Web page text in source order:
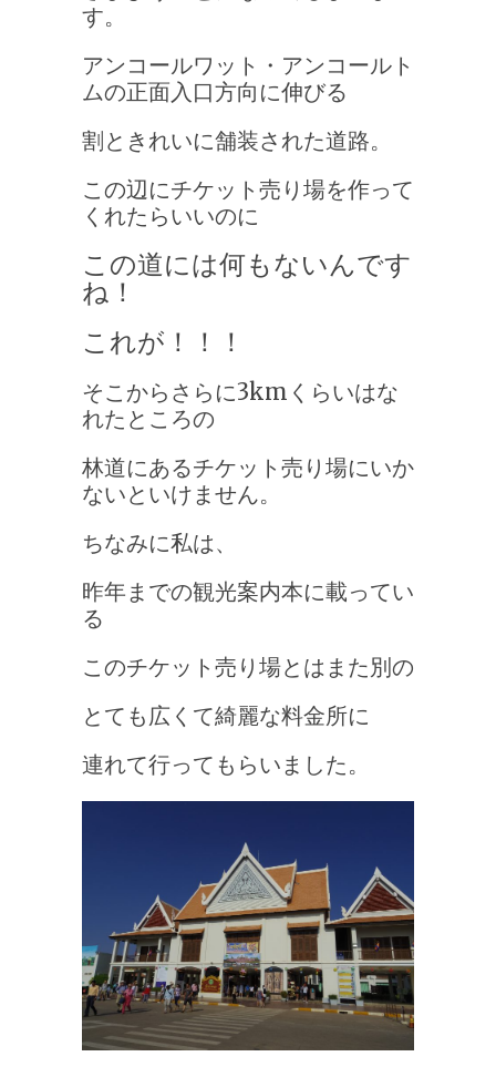
す。
アンコールワット・アンコールト
ムの正面入口方向に伸びる
割ときれいに舗装された道路。
この辺にチケット売り場を作って
くれたらいいのに
この道には何もないんです
ね！
これが！！！
そこからさらに3kmくらいはな
れたところの
林道にあるチケット売り場にいか
ないといけません。
ちなみに私は、
昨年までの観光案内本に載ってい
る
このチケット売り場とは また別の
とても広くて綺麗な料金所に
連れて行ってもらいました。